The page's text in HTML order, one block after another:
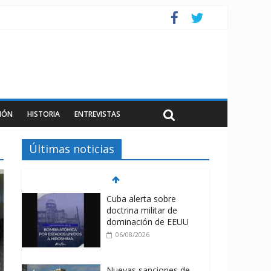
HISTORIA ENTREVISTAS
Últimas noticias
Cuba alerta sobre
doctrina militar de
dominación de EEUU
06/08/2026